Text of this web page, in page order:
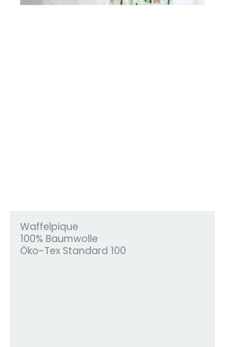
Waffelpique
100% Baumwolle
Öko-Tex Standard 100